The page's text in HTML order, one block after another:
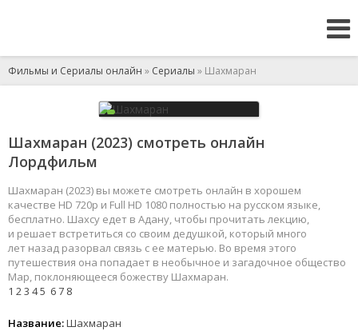
Фильмы и Сериалы онлайн » Сериалы » Шахмаран
Шахмаран (2023) смотреть онлайн
Лордфильм
Шахмаран (2023) вы можете смотреть онлайн в хорошем
качестве HD 720p и Full HD 1080 полностью на русском языке,
бесплатно. Шахсу едет в Адану, чтобы прочитать лекцию,
и решает встретиться со своим дедушкой, который много
лет назад разорвал связь с ее матерью. Во время этого
путешествия она попадает в необычное и загадочное общество
Мар, поклоняющееся божеству Шахмаран.
1 23 45 67 8
Название:Шахмаран